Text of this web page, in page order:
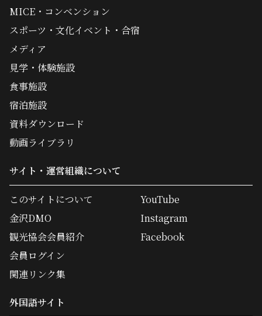
MICE・コンベンション
スポーツ・文化イベント・合宿
メディア
見学・体験施設
食事施設
宿泊施設
資料ダウンロード
動画ライブラリ
サイト・運営組織について
このサイトについて
金沢DMO
観光協会会員紹介
会員ログイン
関連リンク集
YouTube
Instagram
Facebook
外国語サイト